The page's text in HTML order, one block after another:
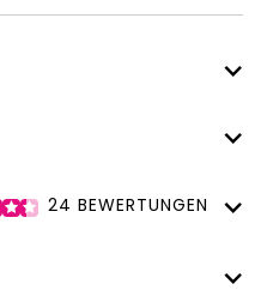
24 BEWERTUNGEN